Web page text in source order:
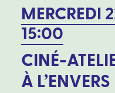
MERCREDI
15:00
CINÉ-
À L’ENVERS